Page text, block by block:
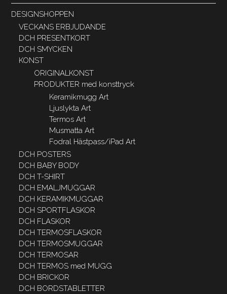
DESIGNSHOPPEN
VECKANS ERBJUDANDE
DCH PRESENTKORT
DCH SMYCKEN
KONST
ORIGINALKONST
PRODUKTER med konsttryck
Keramikmugg Art
Ljuslykta Art
Termos Art
Musmatta Art
Fodral Hästpass/iPad Art
DCH POSTERS
DCH BABY BODY
DCH T-SHIRT
DCH EMALJMUGGAR
DCH KERAMIKMUGGAR
DCH SPORTFLASKOR
DCH FLASKOR
DCH TERMOSFLASKOR
DCH TERMOSMUGGAR
DCH TERMOSAR
DCH TERMOS med MUGG
DCH BRICKOR
DCH BORDSTABLETTER